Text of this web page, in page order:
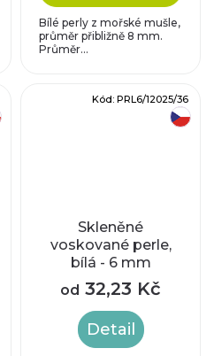
Bílé perly z mořské mušle,
průměr přibližně 8 mm.
Průměr...
Skleněné
voskované perle,
bílá - 6 mm
od 32,23 Kč
Detail
Kód: PRL6/12025/36